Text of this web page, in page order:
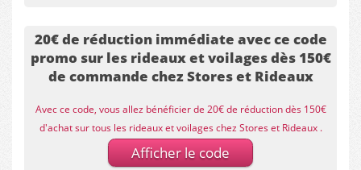
20€ de réduction immédiate avec ce code
promo sur les rideaux et voilages dès 150€
de commande chez Stores et Rideaux
Avec ce code, vous allez bénéficier de 20€ de réduction dès 150€
d'achat sur tous les rideaux et voilages chez Stores et Rideaux .
Afficher le code